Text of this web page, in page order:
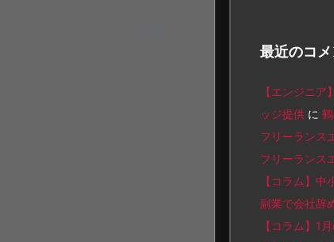
最近のコメ
【エンジニ
ッジ提供 に
フリーランス
フリーランス
【コラム】
副業で会社辞
【コラム】1